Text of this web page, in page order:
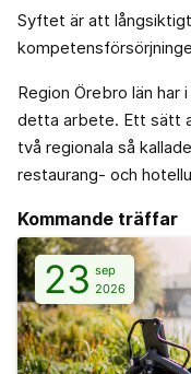
Syftet är att
Region Örebro län
detta arbete. Ett sätt
två regionala så
restaurang- och
Kommande träffar
23 sep
2026